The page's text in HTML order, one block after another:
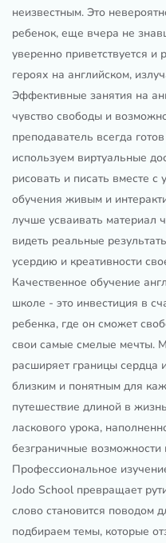
неизвестным. Это
ребенок, еще вчера не
уверенно приветствуется
героях на английском,
Эффективные занятия на
чувство свободы и
преподаватель всегда
используем виртуальные
рисовать и писать вместе с
обучения живым и
лучше усваивать материал
видеть реальные
усердию и креативности
Качественное обучение
школе - это инвестиция в
ребенка, где он сможет
свои самые смелые мечты.
расширяет границы сердца
близким и понятным для
путешествие длиной в
ласкового урока,
безграничные
Профессиональное
Jodo School превращает
слово становится поводом
подбираем темы, которые